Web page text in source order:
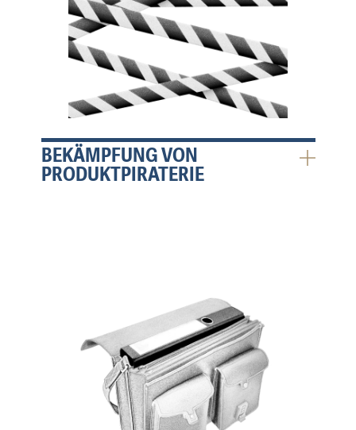
BEKÄMPFUNG VON
PRODUKTPIRATERIE